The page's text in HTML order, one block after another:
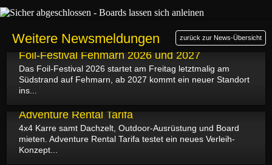
Weitere Newsmeldungen zurück zur News-Übersicht
20.05.2026
Foil-Festival Fehmarn 2026 und 2027
Das Foil-Festival 2026 startet am Freitag letztmalig am
Südstrand auf Fehmarn, ab 2027 kommt ein neuer Standort
ins...
Adventure Rental Tarifa
4x4 Karre samt Dachzelt, Outdoor-Ausrüstung und Board
mieten. Adventure Rental Tarifa testet ein neues Verleih-
Konzept...